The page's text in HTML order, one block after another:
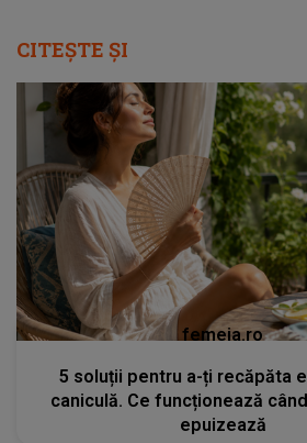
CITEȘTE ȘI
femeia.ro
5 soluții pentru a-ți recăpăta
caniculă. Ce funcționează
epuizează